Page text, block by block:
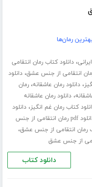
رمان‌ها
،دانلود کتاب رمان انتقامی
رمان انتقامی از جنس عشق،دانلود
،دانلود رمان عاشقانه،رمان
،دانلود رمان عاشقانه
کتاب رمان غم انگیز،دانلود
دانلود pdf رمان انتقامی از جنس
رمان انتقامی از جنس عشق،
از جنس عشق
دانلود کتاب